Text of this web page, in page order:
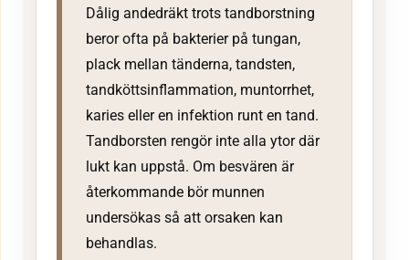
Dålig andedräkt trots tandborstning
beror ofta på bakterier på tungan,
plack mellan tänderna, tandsten,
tandköttsinflammation, muntorrhet,
karies eller en infektion runt en tand.
Tandborsten rengör inte alla ytor där
lukt kan uppstå. Om besvären är
återkommande bör munnen
undersökas så att orsaken kan
behandlas.